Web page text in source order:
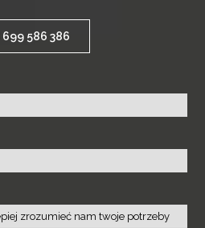
699 586 386